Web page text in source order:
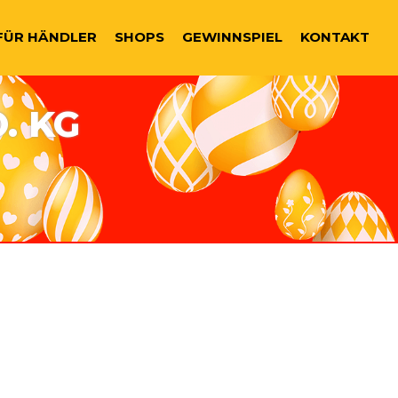
HÄNDLER SHOPS GEWINNSPIEL KONTAKT
KG